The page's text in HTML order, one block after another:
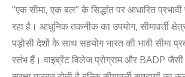
“एक सीमा, एक बल” के सिद्धांत पर आधारित
रहा है। आधुनिक तकनीक का उपयोग, सीमावर्ती
पड़ोसी देशों के साथ सहयोग भारत की भावी सीमा
स्तंभ हैं। वाइब्रेंट विलेज प्रोग्राम और BADP